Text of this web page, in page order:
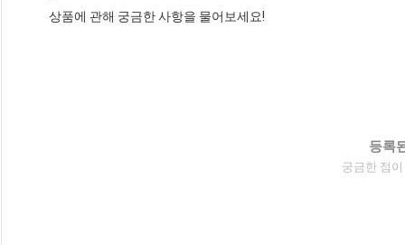
상품에 관해 궁금한 사항을 물어보세요!
등록
궁금한 점